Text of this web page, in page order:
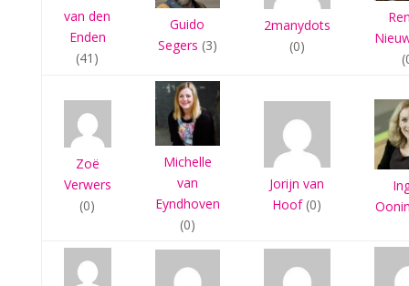
van den
Enden
(41)
Guido
Segers (3)
2manydots
(0)
Zoë
Verwers
(0)
Michelle
van
Eyndhoven
(0)
Jorijn van
Hoof(0)